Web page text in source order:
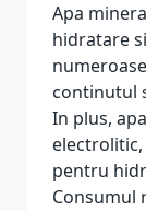
Apa
hidratare
continutul
In plus,
pentru
Consumul